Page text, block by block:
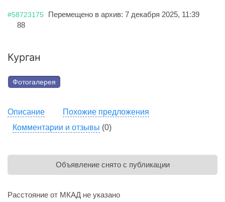
#58723175
Перемещено в архив: 7 декабря 2025, 11:39
88
Курган
Фотогалерея
Описание
Похожие предложения
Комментарии и отзывы (0)
Объявление снято с публикации
Расстояние от МКАД не указано